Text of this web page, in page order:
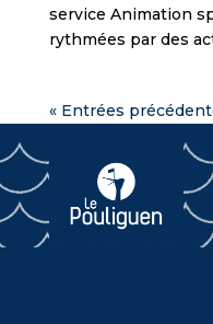
service Animation
rythmées par des
« Entrées